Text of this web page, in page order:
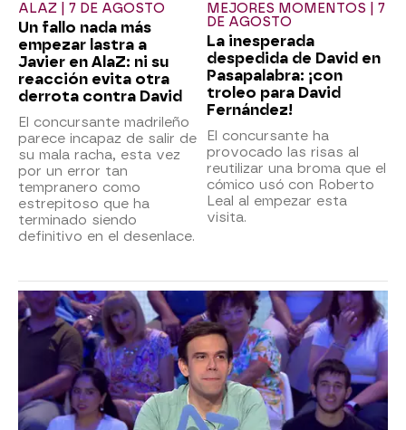
ALAZ | 7 DE AGOSTO
Un fallo nada más
empezar lastra a
Javier en AlaZ: ni su
reacción evita otra
derrota contra David
El concursante madrileño
parece incapaz de salir de
su mala racha, esta vez
por un error tan
tempranero como
estrepitoso que ha
terminado siendo
definitivo en el desenlace.
MEJORES MOMENTOS | 7
DE AGOSTO
La inesperada
despedida de David en
Pasapalabra: ¡con
troleo para David
Fernández!
El concursante ha
provocado las risas al
reutilizar una broma que el
cómico usó con Roberto
Leal al empezar esta
visita.